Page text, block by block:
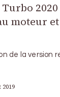
Turbo
moteur
de la version
2019